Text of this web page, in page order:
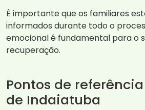
É importante que os familiares
informados durante todo o
emocional é fundamental para o
recuperação.
Pontos de
de Indaiatuba